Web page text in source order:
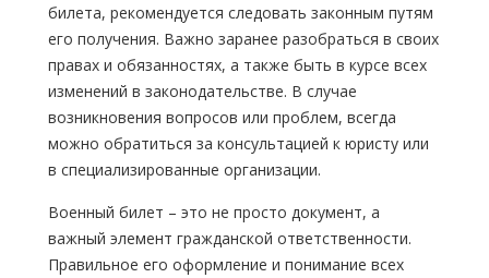
билета, рекомендуется следовать законным путям
его получения. Важно заранее разобраться в своих
правах и обязанностях, а также быть в курсе всех
изменений в законодательстве. В случае
возникновения вопросов или проблем, всегда
можно обратиться за консультацией к юристу или
в специализированные организации.
Военный билет – это не просто документ, а
важный элемент гражданской ответственности.
Правильное его оформление и понимание всех